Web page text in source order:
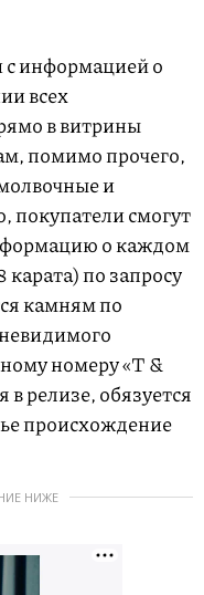
с информацией о
всех
в витрины
помимо прочего,
и
покупатели смогут
о каждом
по запросу
камням по
номеру «T &
релизе, обязуется
происхождение
НИЖЕ